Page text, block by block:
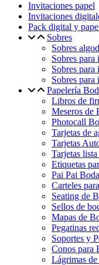
Invitaciones papel
Invitaciones
Pack digital y
Sobres
Sobres
Sobres
Sobres para
Sobres para
Papelería
Libros de
Meseros de
Photocall
Tarjetas de
Tarjetas
Tarjetas
Etiquetas
Pai Pai Boda
Carteles
Seating de
Sellos de
Mapas de
Pegatinas
Soportes y
Conos para
Lágrimas